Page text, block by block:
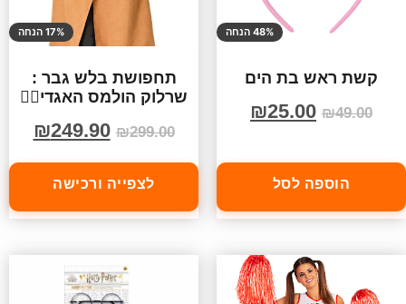
48% הנחה
קשת ראש בת הים
₪49.00
₪25.00
הוספה לסל
17% הנחה
תחפושת בלש גבר :
שרלוק הולמס האגדי🕵️‍♂️
₪299.00
₪249.90
לצפייה ורכישה